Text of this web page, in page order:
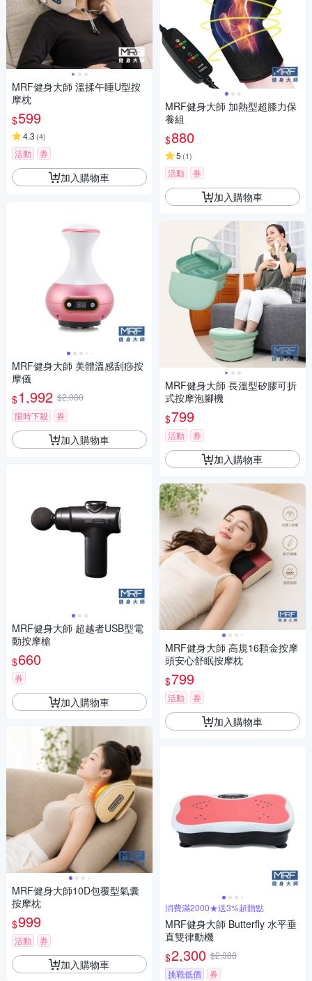
MRF健身大師 溫揉午睡U型按
摩枕
$599
4.3 (4)
活動 券
加入購物車
MRF健身大師 美體溫感刮痧按
摩儀
$1,992 $2,080
限時下殺
券
加入購物車
MRF健身大師 超越者USB型電
動按摩槍
$660
券
加入購物車
MRF健身大師10D包覆型氣囊
按摩枕
$999
活動 券
加入購物車
MRF健身大師 加熱型超膝力保
養組
$880
5 (1)
活動 券
加入購物車
MRF健身大師 長溫型矽膠可折
式按摩泡腳機
$799
活動 券
加入購物車
MRF健身大師 高規16顆金按摩
頭安心舒眠按摩枕
$799
活動 券
加入購物車
消費滿2000★送3%超贈點
MRF健身大師 Butterfly ⽔平垂
直雙律動機
$2,300 $2,388
挑戰低價
券